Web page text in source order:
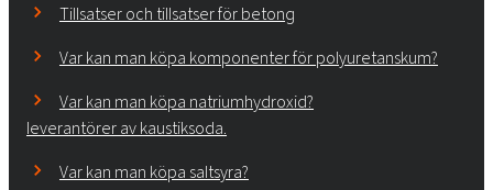
Tillsatser och tillsatser för betong
Var kan man köpa komponenter för polyuretanskum?
Var kan man köpa natriumhydroxid?
leverantörer av kaustiksoda.
Var kan man köpa saltsyra?